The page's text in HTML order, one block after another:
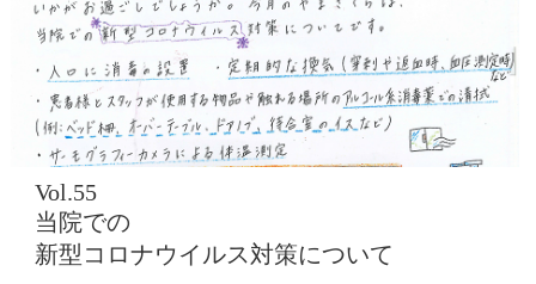
Vol.55
当院での
新型コロナウイルス対策について